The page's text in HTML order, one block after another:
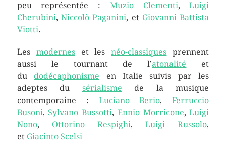
peu représentée : Muzio Clementi,Luigi
Cherubini, Niccolò Paganini, et Giovanni Battista
Viotti.
Les moderneset lesnéo-classiques prennent
aussi le tournant de l’atonalité et
du dodécaphonisme en Italie suivis par les
adeptes du sérialisme de la musique
contemporaine : Luciano Berio,Ferruccio
Busoni,Sylvano Bussotti, Ennio Morricone,Luigi
Nono, Ottorino Respighi,Luigi Russolo,
et Giacinto Scelsi